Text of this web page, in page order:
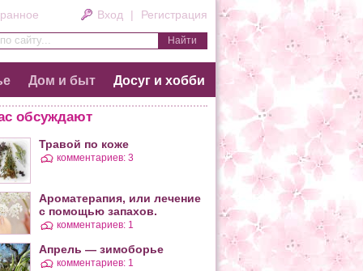
обсуждают
Травой по коже
комментариев: 3
Ароматерапия, или лечение
с помощью запахов.
комментариев: 1
Апрель — зимоборье
комментариев: 1
Вход | Регистрация
сайту...
Дом и быт Досуг и хобби